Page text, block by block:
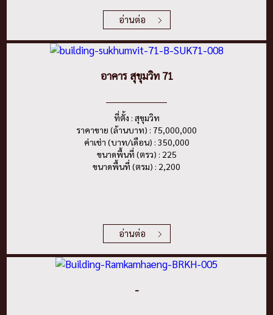
อ่านต่อ
อาคาร สุขุมวิท 71
ที่ตั้ง : สุขุมวิท
ราคาขาย (ล้านบาท) : 75,000,000
ค่าเช่า (บาท/เดือน) : 350,000
ขนาดพื้นที่ (ตรว) : 225
ขนาดพื้นที่ (ตรม) : 2,200
อ่านต่อ
-